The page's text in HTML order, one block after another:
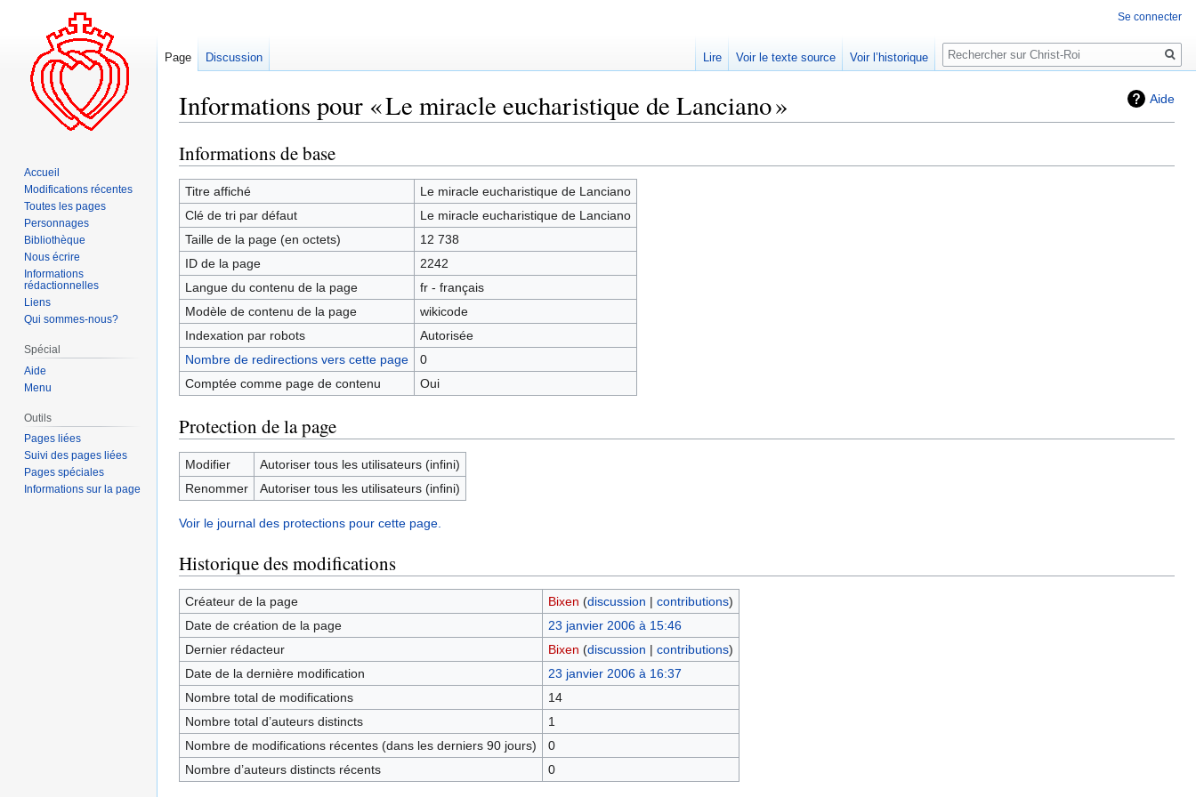
Aide
Informations pour « Le miracle eucharistique de Lanciano »
Aller
à
la
navigation
Aller
à
la
recherche
Informations de base
Titre affiché
Le miracle eucharistique de Lanciano
Clé de tri par défaut
Le miracle eucharistique de Lanciano
Taille de la page (en octets)
12 738
ID de la page
2242
Langue du contenu de la page
fr - français
Modèle de contenu de la page
wikicode
Indexation par robots
Autorisée
Nombre de redirections vers cette page
0
Comptée comme page de contenu
Oui
Protection de la page
Modifier
Autoriser tous les utilisateurs (infini)
Renommer
Autoriser tous les utilisateurs (infini)
Voir le journal des protections pour cette page.
Historique des modifications
Créateur de la page Bixen (discussion | contributions)
Date de création de la page
23 janvier 2006 à 15:46
Dernier rédacteur
Bixen (discussion | contributions)
Date de la dernière modification
23 janvier 2006 à 16:37
Nombre total de modifications
14
Nombre total d’auteurs distincts
1
Nombre de modifications récentes (dans les derniers 90 jours)
0
Nombre d’auteurs distincts récents
0
Se connecter
Page Discussion Lire Voir le texte source Voir l’historique
Rechercher
Accueil
Modifications récentes
Toutes les pages
Personnages
Bibliothèque
Nous écrire
Informations
rédactionnelles
Liens
Qui sommes-nous?
Spécial
Aide
Menu
Outils
Pages liées
Suivi des pages liées
Pages spéciales
Informations sur la page